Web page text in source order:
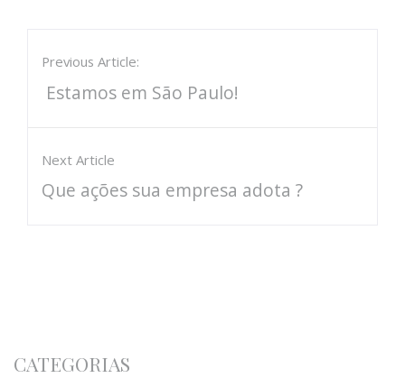
Previous Article:
Estamos em São Paulo!
Next Article
Que ações sua empresa adota ?
CATEGORIAS